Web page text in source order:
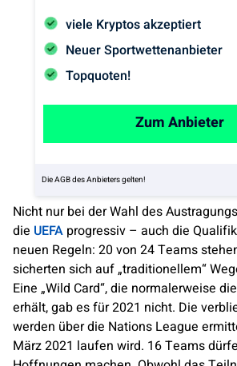
viele Kryptos akzeptiert
Neuer Sportwettenanbieter
Topquoten!
Zum Anbieter
Die AGB des Anbieters gelten!
Nicht nur bei der Wahl des
die UEFA progressiv – auch die
neuen Regeln: 20 von 24 Teams
sicherten sich auf „traditionellem“
Eine „Wild Card“, die normalerweise
erhält, gab es für 2021 nicht. Die
werden über die Nations League
März 2021 laufen wird. 16 Teams